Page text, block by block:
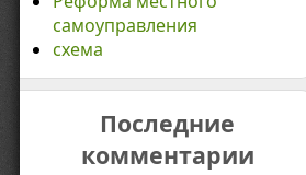
самоуправления
схема
Последние
комментарии